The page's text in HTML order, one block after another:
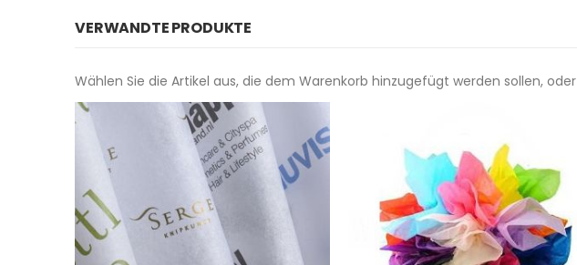
VERWANDTE PRODUKTE
Wählen Sie die Artikel aus, die dem Warenkorb hinzugefügt werden sollen, oder